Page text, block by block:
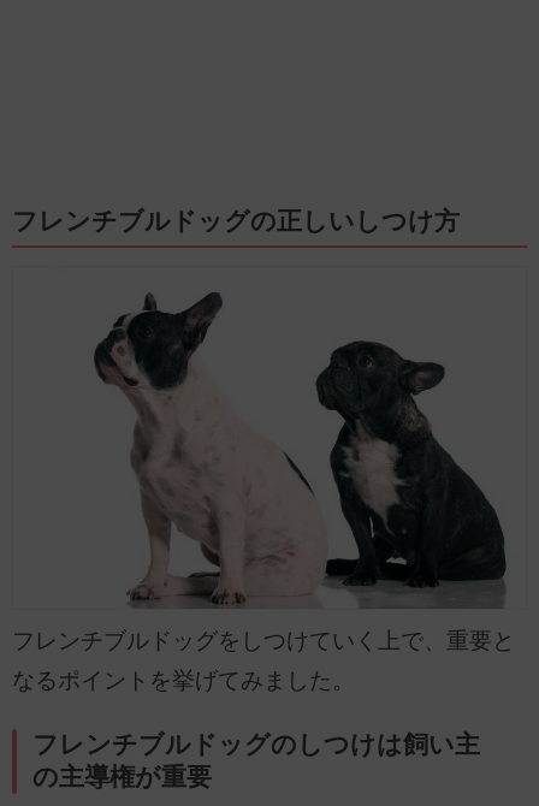
フレンチブルドッグの正しいしつけ方
フレンチブルドッグをしつけていく上で、重要と
なるポイントを挙げてみました。
フレンチブルドッグのしつけは飼い主
の主導権が重要